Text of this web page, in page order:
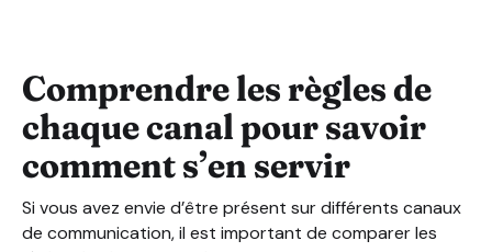
Comprendre les règles de
chaque canal pour savoir
comment s’en servir
Si vous avez envie d’être présent sur différents canaux
de communication, il est important de comparer les